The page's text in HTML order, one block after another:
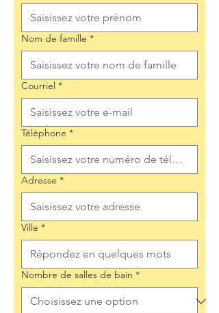
Nom de famille *
Courriel *
Téléphone *
Adresse *
Ville *
Nombre de salles de bain *